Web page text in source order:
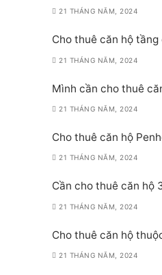
21 THÁNG NĂM, 2024
Cho thuê căn hộ
21 THÁNG NĂM, 2024
Mình cần cho thuê
21 THÁNG NĂM, 2024
Cho thuê căn hộ
21 THÁNG NĂM, 2024
Cần cho thuê căn hộ
21 THÁNG NĂM, 2024
Cho thuê căn hộ
21 THÁNG NĂM, 2024